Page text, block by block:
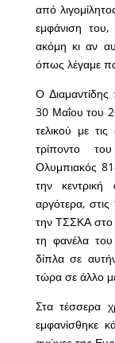
από
εμφάνιση
ακόμη κι αν
όπως λέγαμε
Ο Διαμαντίδης
30 Μαΐου του
τελικού με
τρίποντο
Ολυμπιακός
την
αργότερα,
την ΤΣΣΚΑ στο
τη φανέλα
δίπλα σε
τώρα σε άλλο
Στα τέσσερα
εμφανίσθηκε